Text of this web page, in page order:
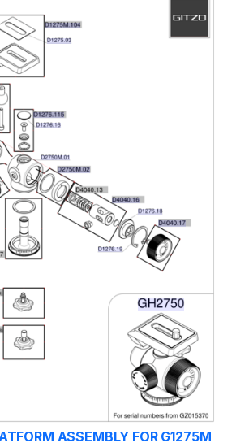
ASSEMBLY FOR G1275M